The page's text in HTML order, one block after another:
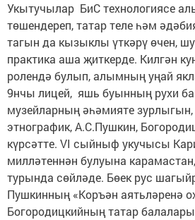
Укытучылар БиС технологиясе
төшендереп, татар теле һәм
тагын да кызыклы үткәрү өчен,
практика аша җиткерде. Килгән
ролендә булып, алымның уңай
9нчы лицей, яшь буынның рухи
музейларның әһәмияте
этнографик, А.С.Пушкин,
күрсәтте. VI сыйныф укучысы
милләтеннән булуына
турында сөйләде. Бөек рус
Пушкинның «Коръән аятьләренә
Богородицкийның татар